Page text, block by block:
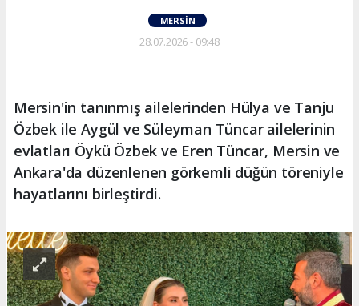
MERSIN
28.07.2026 - 09:48
Mersin'in tanınmış ailelerinden Hülya ve Tanju
Özbek ile Aygül ve Süleyman Tüncar ailelerinin
evlatları Öykü Özbek ve Eren Tüncar, Mersin ve
Ankara'da düzenlenen görkemli düğün töreniyle
hayatlarını birleştirdi.